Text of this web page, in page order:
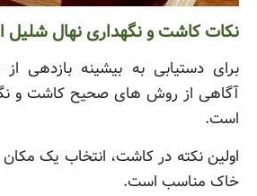
نکات کاشت و نگهداری نهال شلیل
برای دستیابی به بیشینه بازدهی
آگاهی از روش های صحیح کاشت و
است.
اولین نکته در کاشت، انتخاب یک
خاک مناسب است.